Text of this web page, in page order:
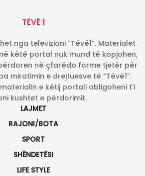
TËVË 1
nga televizioni “Tëvë1”. Materialet
këtë portal nuk mund të kopjohen,
në çfarëdo forme tjetër për
miratimin e drejtuesve të “Tëvë1”.
e këtij portali obligoheni t’i
kushtet e përdorimit.
LAJMET
RAJONI/BOTA
SPORT
SHËNDETËSI
LIFE STYLE